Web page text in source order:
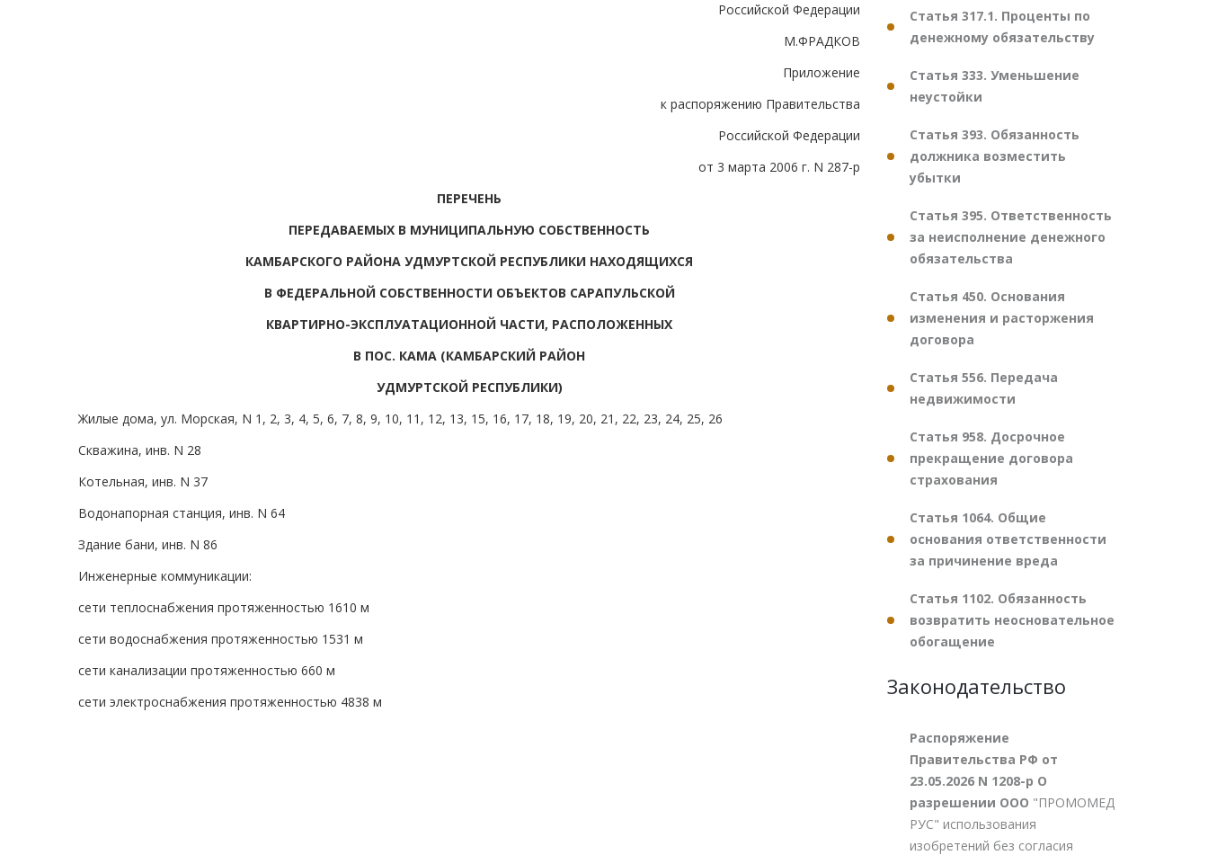
Российской Федерации
М.ФРАДКОВ
Приложение
к распоряжению Правительства
Российской Федерации
от 3 марта 2006 г. N 287-р
ПЕРЕЧЕНЬ
ПЕРЕДАВАЕМЫХ В МУНИЦИПАЛЬНУЮ СОБСТВЕННОСТЬ
КАМБАРСКОГО РАЙОНА УДМУРТСКОЙ РЕСПУБЛИКИ НАХОДЯЩИХСЯ
В ФЕДЕРАЛЬНОЙ СОБСТВЕННОСТИ ОБЪЕКТОВ САРАПУЛЬСКОЙ
КВАРТИРНО-ЭКСПЛУАТАЦИОННОЙ ЧАСТИ, РАСПОЛОЖЕННЫХ
В ПОС. КАМА (КАМБАРСКИЙ РАЙОН
УДМУРТСКОЙ РЕСПУБЛИКИ)
Жилые дома, ул. Морская, N 1, 2, 3, 4, 5, 6, 7, 8, 9, 10, 11, 12, 13, 15, 16, 17, 18, 19, 20, 21, 22, 23, 24, 25, 26
Скважина, инв. N 28
Котельная, инв. N 37
Водонапорная станция, инв. N 64
Здание бани, инв. N 86
Инженерные коммуникации:
сети теплоснабжения протяженностью 1610 м
сети водоснабжения протяженностью 1531 м
сети канализации протяженностью 660 м
сети электроснабжения протяженностью 4838 м
Статья 317.1. Проценты по
денежному обязательству
Статья 333. Уменьшение
неустойки
Статья 393. Обязанность
должника возместить
убытки
Статья 395. Ответственность
за неисполнение денежного
обязательства
Статья 450. Основания
изменения и расторжения
договора
Статья 556. Передача
недвижимости
Статья 958. Досрочное
прекращение договора
страхования
Статья 1064. Общие
основания ответственности
за причинение вреда
Статья 1102. Обязанность
возвратить неосновательное
обогащение
Законодательство
Распоряжение
Правительства РФ от
23.05.2026 N 1208-р О
разрешении ООО "ПРОМОМЕД
РУС" использования
изобретений без согласия